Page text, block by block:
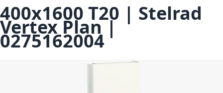
400x1600 T20 | Stelrad
Vertex Plan |
0275162004